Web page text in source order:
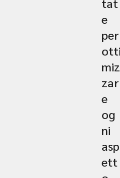
e
per
otti
miz
zar
e
og
ni
asp
ett